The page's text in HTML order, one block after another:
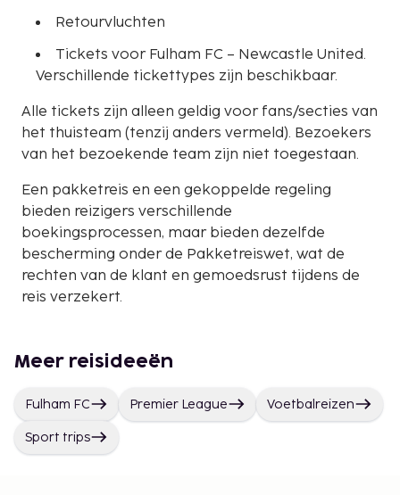
Retourvluchten
Tickets voor Fulham FC – Newcastle United.
Verschillende tickettypes zijn beschikbaar.
Alle tickets zijn alleen geldig voor fans/secties van
het thuisteam (tenzij anders vermeld). Bezoekers
van het bezoekende team zijn niet toegestaan.
Een pakketreis en een gekoppelde regeling
bieden reizigers verschillende
boekingsprocessen, maar bieden dezelfde
bescherming onder de Pakketreiswet, wat de
rechten van de klant en gemoedsrust tijdens de
reis verzekert.
Meer reisideeën
Fulham FC Premier League Voetbalreizen
Sport trips